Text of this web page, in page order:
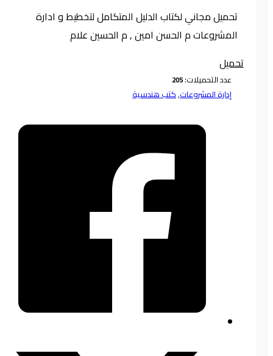
تحميل مجاني لكتاب الدليل المتكامل لتخطيط و ادارة
المشروعات م الحسن امين , م الحسين علام
تحميل
عدد التحميلات:
إدارة المشروعات,كتب هندسية